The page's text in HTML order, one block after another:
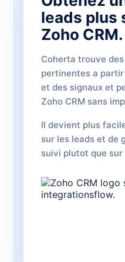
leads plus
Zoho CRM.
Coherta trouve
pertinentes a partir
et des signaux et
Zoho CRM sans
Il devient plus
sur les leads et de
suivi plutot que